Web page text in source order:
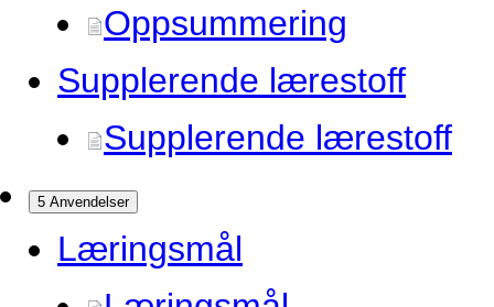
Oppsummering
Supplerende lærestoff
Supplerende lærestoff
5 Anvendelser
Læringsmål